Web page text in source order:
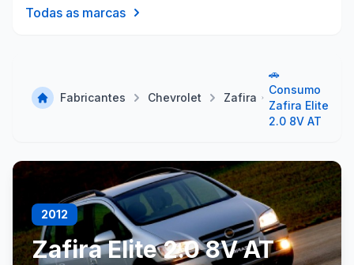
Todas as marcas
Fabricantes Chevrolet Zafira
🚗
Consumo
Zafira Elite
2.0 8V AT
2012
Zafira Elite 2.0 8V AT